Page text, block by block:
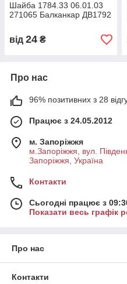
Шайба 1784.33 06.01.03
271065 Балканкар ДВ1792
від 24 ₴
Про нас
96% позитивних з 28
Працює з 24.05.2012
м. Запоріжжя
м.Запоріжжя, вул.
Запоріжжя, Україна
Контакти
Сьогодні працює з
Показати весь графік
Про нас
Контакти